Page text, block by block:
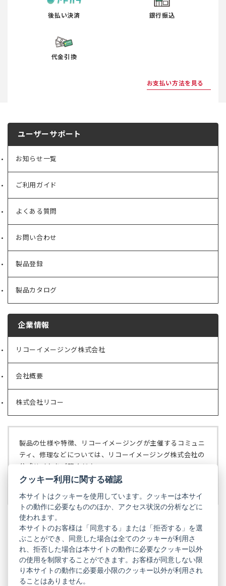
後払い決済 銀行振込
代金引換
お支払い方法を見る
ユーザーサポート
お知らせ一覧
ご利用ガイド
よくある質問
お問い合わせ
製品登録
製品カタログ
企業情報
リコーイメージング株式会社
（新
タ
ブ
で
開
く）
会社概要
（新
タ
ブ
く）
株式会社リコー
（新
ブ
開
製品の仕様や特徴、リコーイメージングが主催するコミュニ
ティ、修理などについては、リコーイメージング株式会社の
公式サイトをご覧ください。
リコーイメージング株式会社の公式サイト
（新
し
タ
ブ
で
開
く）
PENTAX
PENTAX
の
公
式
PENTAX
の
公
PENTAX
の
公
PENTAX
の
公
PENTAX
の
公
クッキー利用に関する確認
本サイトはクッキーを使用しています。クッキーは本サイ
トの動作に必要なもののほか、アクセス状況の分析などに
使われます。
本サイトのお客様は「同意する」または「拒否する」を選
ぶことができ、同意した場合は全てのクッキーが利用さ
れ、拒否した場合は本サイトの動作に必要なクッキー以外
の使用を制限することができます。お客様が同意しない限
り本サイトの動作に必要最小限のクッキー以外が利用され
ることはありません。